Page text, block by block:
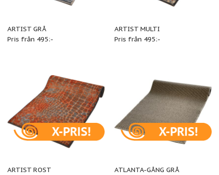
ARTIST GRÅ
Pris från 495:-
ARTIST MULTI
Pris från 495:-
ARTIST ROST
ATLANTA-GÅNG GRÅ